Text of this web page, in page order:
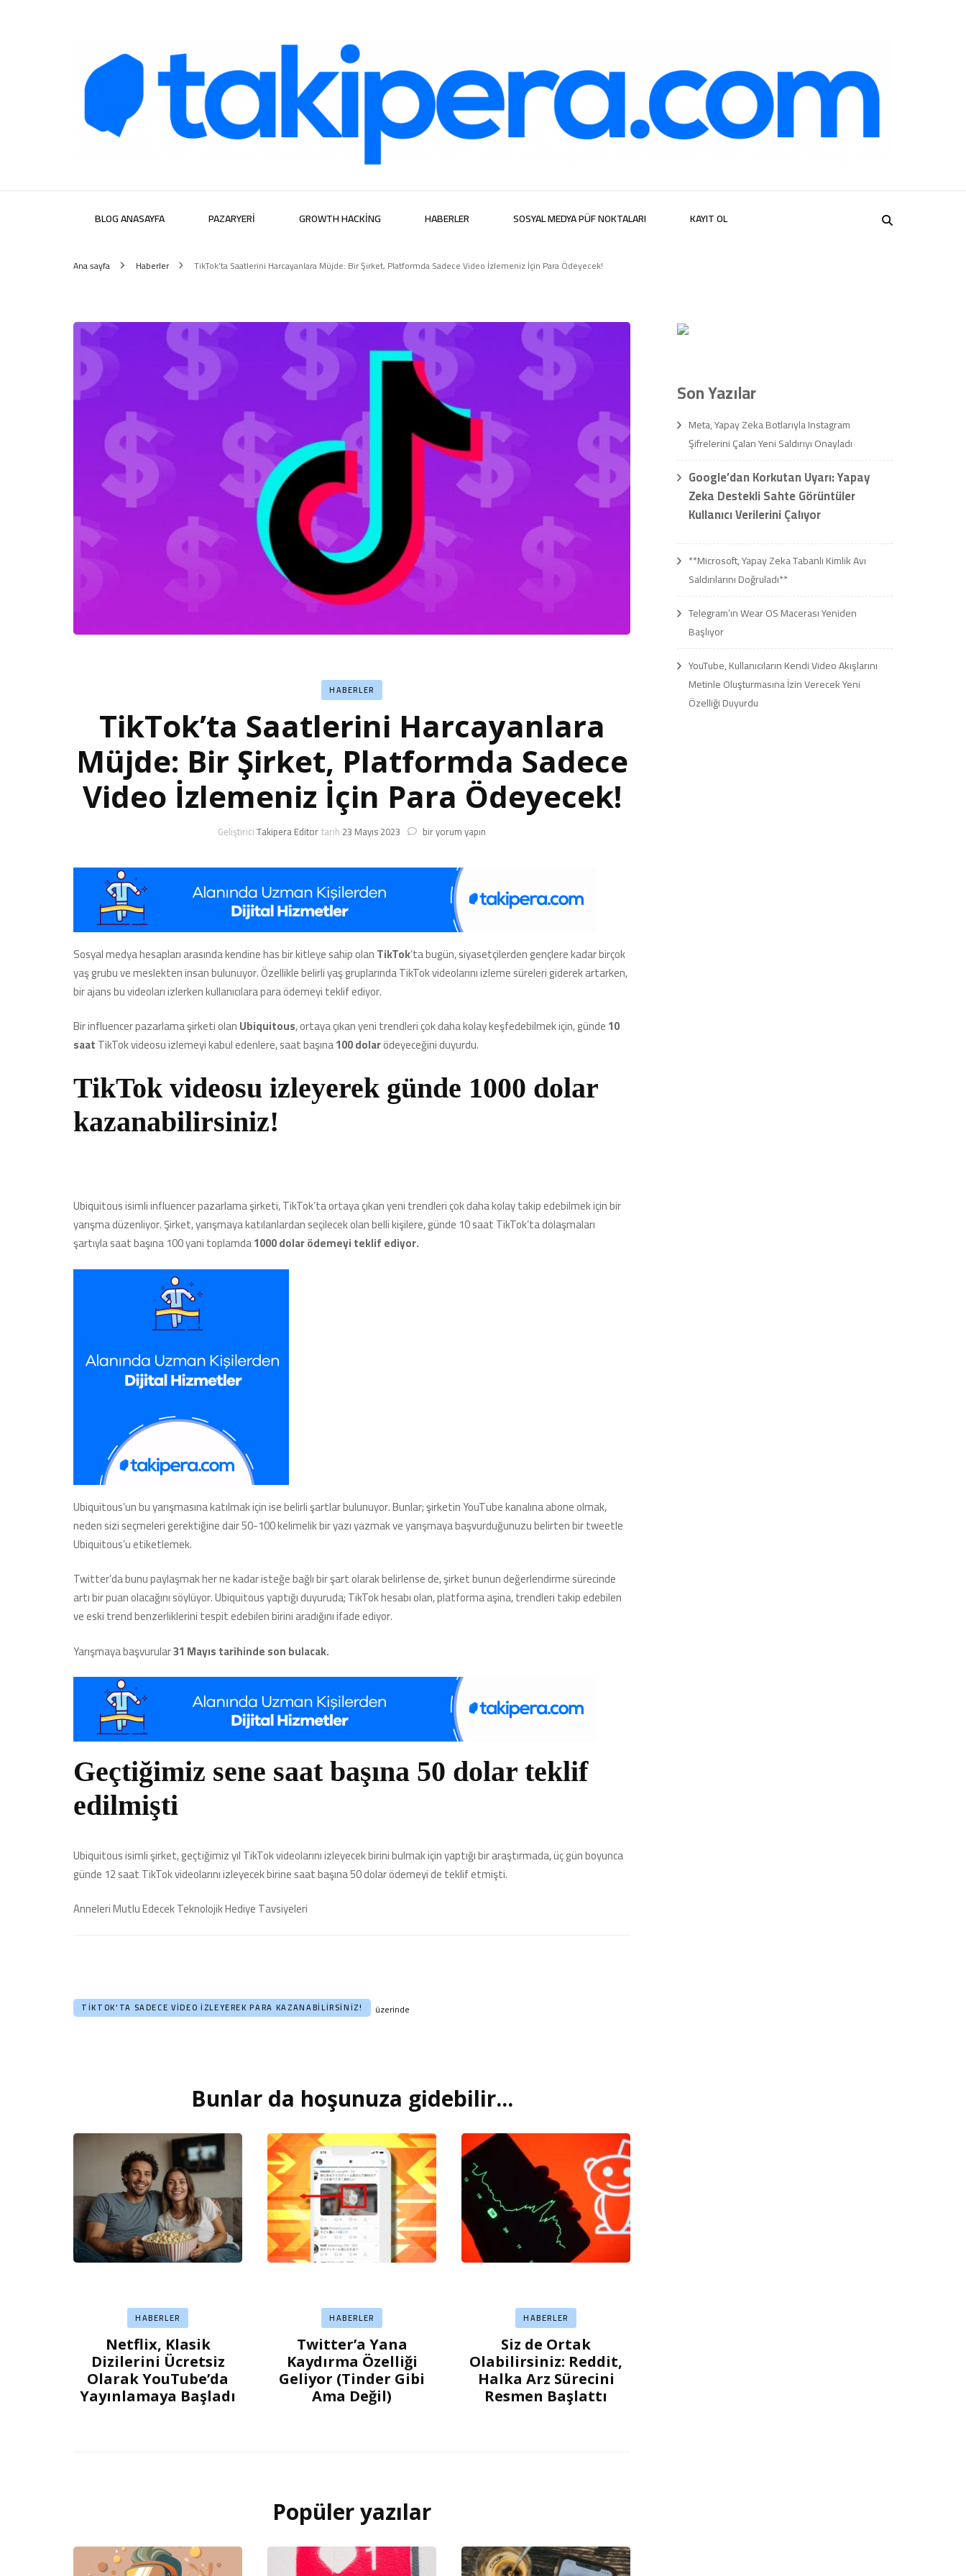
Takipera Dijital Hizmetler
BLOG ANASAYFA PAZARYERI GROWTH HACKING HABERLER SOSYAL MEDYA PÜF NOKTALARI KAYIT OL
Ana sayfa Haberler TikTok’ta Saatlerini Harcayanlara Müjde: Bir Şirket, Platformda Sadece Video İzlemeniz İçin Para Ödeyecek!
HABERLER
TikTok’ta Saatlerini Harcayanlara
Müjde: Bir Şirket, Platformda Sadece
Video İzlemeniz İçin Para Ödeyecek!
GeliştiriciTakipera Editortarih 23 Mayıs 2023 TikTok’ta
Müjde:
Platformda
Sadece
Video
İzlemeniz
İçin
için
bir yorum yapın
Sosyal medya hesapları arasında kendine has bir kitleye sahip olanTikTok’ta bugün, siyasetçilerden gençlere kadar birçok
yaş grubu ve meslekten insan bulunuyor. Özellikle belirli yaş gruplarında TikTok videolarını izleme süreleri giderek artarken,
bir ajans bu videoları izlerken kullanıcılara para ödemeyi teklif ediyor.
Bir influencer pazarlama şirketi olanUbiquitous, ortaya çıkan yeni trendleri çok daha kolay keşfedebilmek için, günde10
saatTikTok videosu izlemeyi kabul edenlere, saat başına100 dolarödeyeceğini duyurdu.
TikTok videosu izleyerek günde 1000 dolar
kazanabilirsiniz!
Ubiquitous isimli influencer pazarlama şirketi, TikTok’ta ortaya çıkan yeni trendleri çok daha kolay takip edebilmek için bir
yarışma düzenliyor. Şirket, yarışmaya katılanlardan seçilecek olan belli kişilere, günde 10 saat TikTok’ta dolaşmaları
şartıyla saat başına 100 yani toplamda1000 dolar ödemeyi teklif ediyor.
Ubiquitous’un bu yarışmasına katılmak için ise belirli şartlar bulunuyor. Bunlar; şirketin YouTube kanalına abone olmak,
neden sizi seçmeleri gerektiğine dair 50-100 kelimelik bir yazı yazmak ve yarışmaya başvurduğunuzu belirten bir tweetle
Ubiquitous’u etiketlemek.
Twitter’da bunu paylaşmak her ne kadar isteğe bağlı bir şart olarak belirlense de, şirket bunun değerlendirme sürecinde
artı bir puan olacağını söylüyor. Ubiquitous yaptığı duyuruda; TikTok hesabı olan, platforma aşina, trendleri takip edebilen
ve eski trend benzerliklerini tespit edebilen birini aradığını ifade ediyor.
Yarışmaya başvurular31 Mayıs tarihinde son bulacak.
Geçtiğimiz sene saat başına 50 dolar teklif
edilmişti
Ubiquitous isimli şirket, geçtiğimiz yıl TikTok videolarını izleyecek birini bulmak için yaptığı bir araştırmada, üç gün boyunca
günde 12 saat TikTok videolarını izleyecek birine saat başına 50 dolar ödemeyi de teklif etmişti.
Anneleri Mutlu Edecek Teknolojik Hediye Tavsiyeleri
TIKTOK'TA SADECE VIDEO İZLEYEREK PARA KAZANABILIRSINIZ! üzerinde
Bunlar da hoşunuza gidebilir...
HABERLER
Netflix, Klasik
Dizilerini Ücretsiz
Olarak YouTube’da
Yayınlamaya Başladı
HABERLER
Twitter’a Yana
Kaydırma Özelliği
Geliyor (Tinder Gibi
Ama Değil)
HABERLER
Siz de Ortak
Olabilirsiniz: Reddit,
Halka Arz Sürecini
Resmen Başlattı
Popüler yazılar
Son Yazılar
Meta, Yapay Zeka Botlarıyla Instagram
Şifrelerini Çalan Yeni Saldırıyı Onayladı
Google’dan Korkutan Uyarı: Yapay
Zeka Destekli Sahte Görüntüler
Kullanıcı Verilerini Çalıyor
**Microsoft, Yapay Zeka Tabanlı Kimlik Avı
Saldırılarını Doğruladı**
Telegram’ın Wear OS Macerası Yeniden
Başlıyor
YouTube, Kullanıcıların Kendi Video Akışlarını
Metinle Oluşturmasına İzin Verecek Yeni
Özelliği Duyurdu